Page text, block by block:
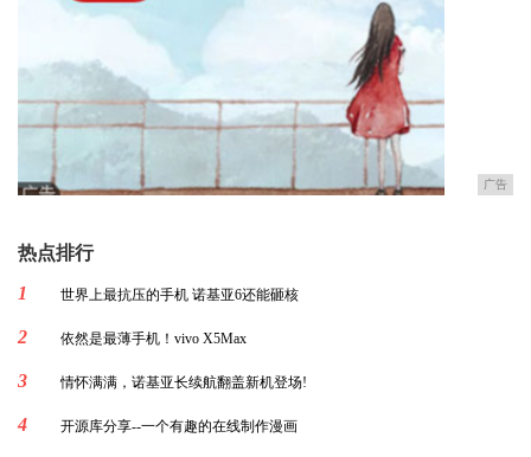
广告
热点排行
1
世界上最抗压的手机 诺基亚6还能砸核
2 依然是最薄手机！vivo X5Max
3 情怀满满，诺基亚长续航翻盖新机登场!
4 开源库分享--一个有趣的在线制作漫画